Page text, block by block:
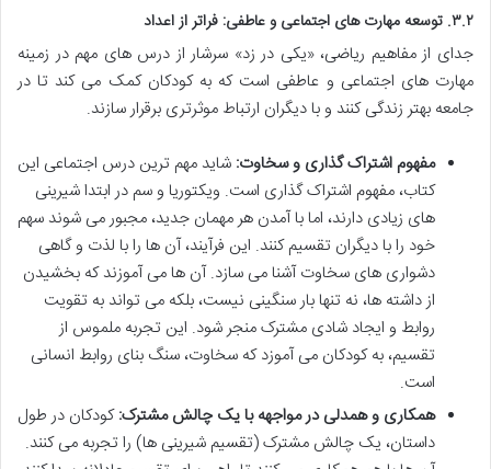
۳.۲. توسعه مهارت های اجتماعی و عاطفی: فراتر از اعداد
جدای از مفاهیم ریاضی، «یکی در زد» سرشار از درس های مهم در زمینه
مهارت های اجتماعی و عاطفی است که به کودکان کمک می کند تا در
جامعه بهتر زندگی کنند و با دیگران ارتباط موثرتری برقرار سازند.
مفهوم اشتراک گذاری و سخاوت: شاید مهم ترین درس اجتماعی این
کتاب، مفهوم اشتراک گذاری است. ویکتوریا و سم در ابتدا شیرینی
های زیادی دارند، اما با آمدن هر مهمان جدید، مجبور می شوند سهم
خود را با دیگران تقسیم کنند. این فرآیند، آن ها را با لذت و گاهی
دشواری های سخاوت آشنا می سازد. آن ها می آموزند که بخشیدن
از داشته ها، نه تنها بار سنگینی نیست، بلکه می تواند به تقویت
روابط و ایجاد شادی مشترک منجر شود. این تجربه ملموس از
تقسیم، به کودکان می آموزد که سخاوت، سنگ بنای روابط انسانی
است.
همکاری و همدلی در مواجهه با یک چالش مشترک:کودکان در طول
داستان، یک چالش مشترک (تقسیم شیرینی ها) را تجربه می کنند.